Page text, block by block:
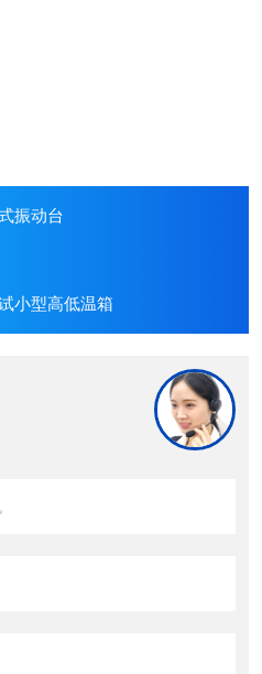
振动台
小型高低温箱